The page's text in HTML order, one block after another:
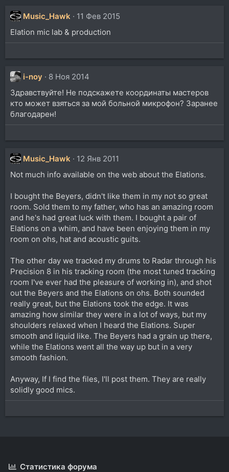
к
и
и
Music_Hawk
11 Фев 2015
Elation mic lab & production
i-noy
8 Ноя 2014
Здравствуйте! Не подскажете координаты мастеров
кто может взяться за мой больной микрофон? Заранее
благодарен!
Music_Hawk
12 Янв 2011
Not much info available on the web about the Elations.
I bought the Beyers, didn't like them in my not so great
room. Sold them to my father, who has an amazing room
and he's had great luck with them. I bought a pair of
Elations on a whim, and have been enjoying them in my
room on ohs, hat and acoustic guits.
The other day we tracked my drums to Radar through his
Precision 8 in his tracking room (the most tuned tracking
room I've ever had the pleasure of working in), and shot
out the Beyers and the Elations on ohs. Both sounded
really great, but the Elations took the edge. It was
amazing how similar they were in a lot of ways, but my
shoulders relaxed when I heard the Elations. Super
smooth and liquid like. The Beyers had a grain up there,
while the Elations went all the way up but in a very
smooth fashion.
Anyway, If I find the files, I'll post them. They are really
solidly good mics.
Статистика форума